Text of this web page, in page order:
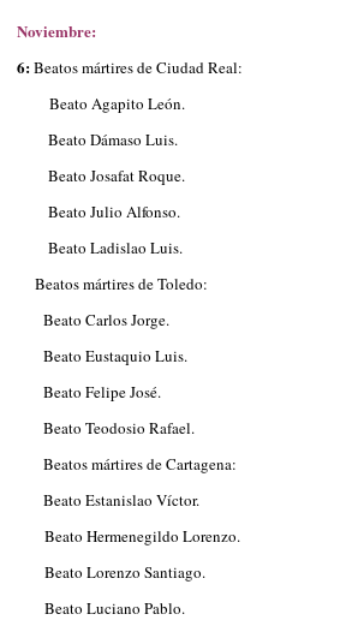
Noviembre:
6:Beatos mártires de Ciudad Real:
Beato Agapito León.
Beato Dámaso Luis.
Beato Josafat Roque.
Beato Julio Alfonso.
Beato Ladislao Luis.
Beatos mártires de Toledo:
Beato Carlos Jorge.
Beato Eustaquio Luis.
Beato Felipe José.
Beato Teodosio Rafael.
Beatos mártires de Cartagena:
Beato Estanislao Víctor.
Beato Hermenegildo Lorenzo.
Beato Lorenzo Santiago.
Beato Luciano Pablo.